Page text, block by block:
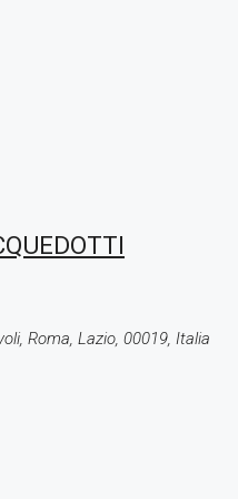
Roma, Lazio, 00019, Italia